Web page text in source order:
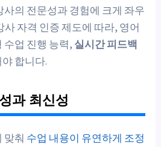
의 전문성과 경험에 크게 좌우
사 자격 인증 제도에 따라, 영어
수업 진행 능력, 실시간 피드백
합니다.
과 최신성
맞춰 수업 내용이 유연하게 조정